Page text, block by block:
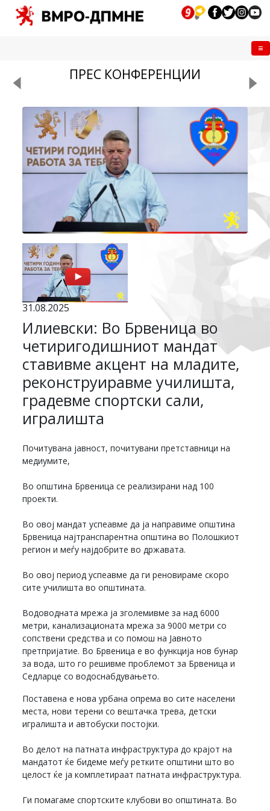
ПРЕС КОНФЕРЕНЦИИ
31.08.2025
Илиевски: Во Брвеница во
четиригодишниот мандат
ставивме акцент на младите,
реконструиравме училишта,
градевме спортски сали,
игралишта
Почитувана јавност, почитувани претставници на
медиумите,
Во општина Брвеница се реализирани над 100
проекти.
Во овој мандат успеавме да ја направиме општина
Брвеница најтранспарентна општина во Полошкиот
регион и меѓу најдобрите во државата.
Во овој период успеавме да ги реновираме скоро
сите училишта во општината.
Водоводната мрежа ја зголемивме за над 6000
метри, канализационата мрежа за 9000 метри со
сопствени средства и со помош на Јавното
претпријатие. Во Брвеница е во функција нов бунар
за вода, што го решивме проблемот за Брвеница и
Седларце со водоснабдувањето.
Поставена е нова урбана опрема во сите населени
места, нови терени со вештачка трева, детски
игралишта и автобуски постојки.
Во делот на патната инфраструктура до крајот на
мандатот ќе бидеме меѓу ретките општини што во
целост ќе ја комплетираат патната инфраструктура.
Ги помагаме спортските клубови во општината. Во